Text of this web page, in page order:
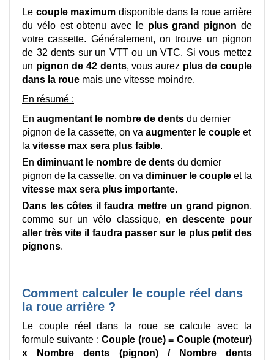
Le couple maximum disponible dans la roue arrière
du vélo est obtenu avec le plus grand pignon de
votre cassette. Généralement, on trouve un pignon
de 32 dents sur un VTT ou un VTC. Si vous mettez
un pignon de 42 dents, vous aurez plus de couple
dans la roue mais une vitesse moindre.
En résumé :
En augmentant le nombre de dents du dernier
pignon de la cassette, on va augmenter le couple et
la vitesse max sera plus faible.
En diminuant le nombre de dents du dernier
pignon de la cassette, on va diminuer le couple et la
vitesse max sera plus importante.
Dans les côtes il faudra mettre un grand pignon,
comme sur un vélo classique, en descente pour
aller très vite il faudra passer sur le plus petit des
pignons.
Comment calculer le couple réel dans
la roue arrière ?
Le couple réel dans la roue se calcule avec la
formule suivante :Couple (roue) = Couple (moteur)
x Nombre dents (pignon) / Nombre dents